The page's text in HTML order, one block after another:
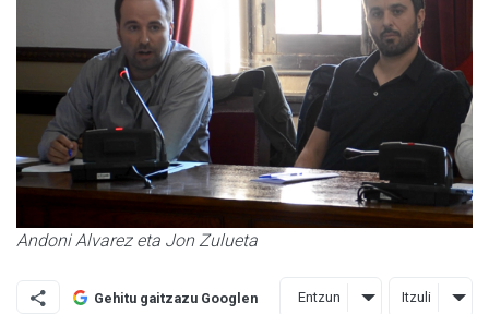
Andoni Alvarez eta Jon Zulueta
Gehitu gaitzazu Googlen Entzun Itzuli